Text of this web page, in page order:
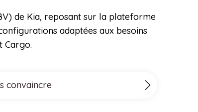
de Kia, reposant sur la plateforme
adaptées aux besoins
Cargo.
convaincre